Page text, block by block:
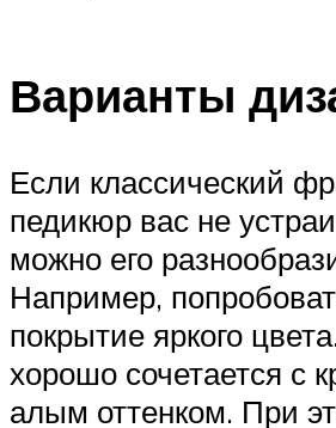
Варианты
Если классический
педикюр вас не
можно его
Например,
покрытие яркого
хорошо сочетается с
алым оттенком. При